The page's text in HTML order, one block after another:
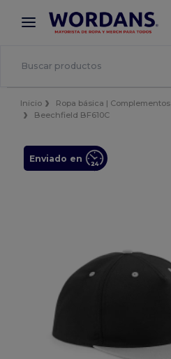
× App de Wordans
¡Mejores precios en app!
Inicio Ropa básica | Complementos
Beechfield BF610C
Enviado en